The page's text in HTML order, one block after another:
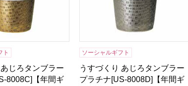
ト
じろタンブラー
8008C]【年間ギ
ソーシャルギフト
うすづくり あじろタンブラー
プラチナ[US-8008D]【年間ギ